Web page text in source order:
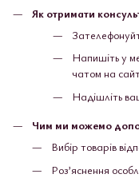
Як отримати
Напишіть у
чатом на
Надішліть
Чим ми можемо
Вибір товарів
Роз’яснення